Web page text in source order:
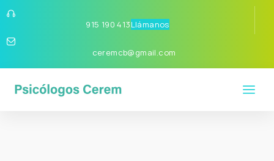
915 190 413Llámanos
ceremcb@gmail.com